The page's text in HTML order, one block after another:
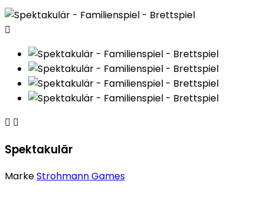

 
Spektakulär
MarkeStrohmann Games